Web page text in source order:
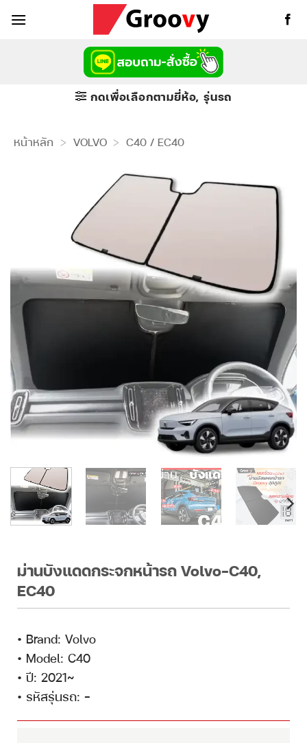
กดเพื่อเลือกตามยี่ห้อ, รุ่นรถ
หน้าหลัก > VOLVO > C40 / EC40
ม่านบังแดดกระจกหน้ารถ Volvo-C40,
EC40
• Brand: Volvo
• Model: C40
• ปี: 2021~
• รหัสรุ่นรถ: –